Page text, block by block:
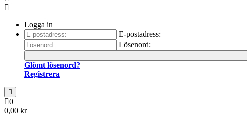
Logga in
E-postadress:
Lösenord:
Glömt lösenord?
Registrera
0
0,00 kr